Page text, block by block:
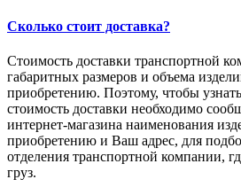
Сколько стоит доставка?
Стоимость доставки транспортной
габаритных размеров и объема
приобретению. Поэтому, чтобы
стоимость доставки необходимо
интернет-магазина наименования
приобретению и Ваш адрес, для
отделения транспортной компании,
груз.